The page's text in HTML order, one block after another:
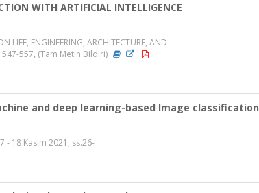
WITH ARTIFICIAL INTELLIGENCE
LIFE, ENGINEERING, ARCHITECTURE, AND
557, (Tam Metin Bildiri)
and deep learning-based Image classification
18 Kasım 2021, ss.26-